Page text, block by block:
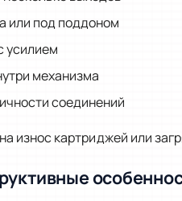
или под поддоном
усилием
механизма
соединений
износ картриджей или